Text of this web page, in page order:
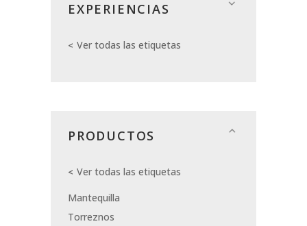
EXPERIENCIAS
Ver todas las etiquetas
PRODUCTOS
Ver todas las etiquetas
Mantequilla
Torreznos